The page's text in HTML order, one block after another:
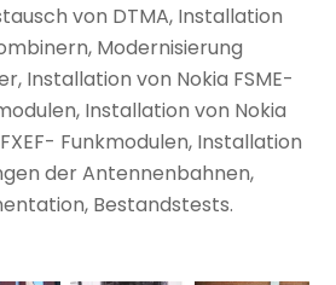
von DTMA, Installation
, Modernisierung
Installation von Nokia FSME-
Installation von Nokia
Funkmodulen, Installation
der Antennenbahnen,
Bestandstests.